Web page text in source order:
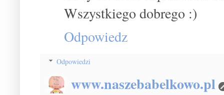
Wszystkiego dobrego :)
Odpowiedz
Odpowiedzi
www.naszebabelkowo.pl